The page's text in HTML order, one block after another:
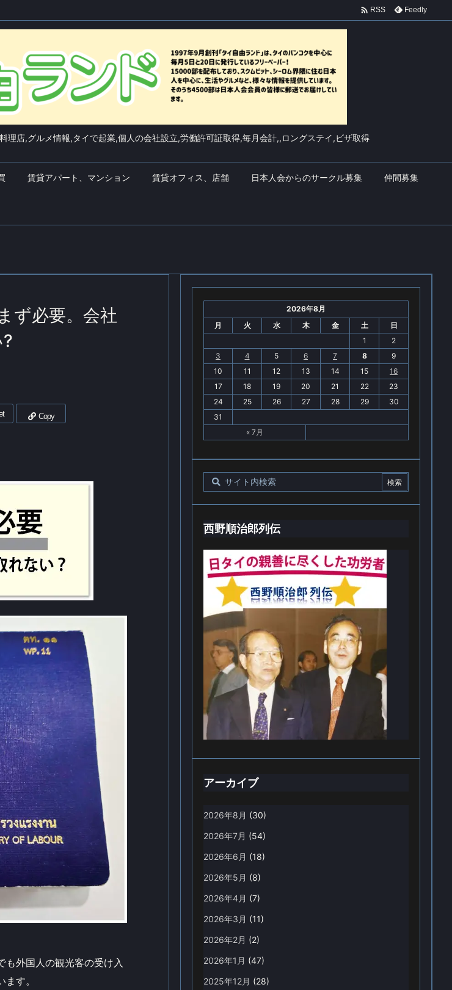
店,グルメ情報,タイで起業,個人の会社設立,労働許可証取得,毎月会計,,ロングステイ,ビザ取得
賃貸アパート、マンション 賃貸オフィス、店舗 日本人会からのサークル募集 仲間募集
 RSS Feedly
ず必要。会社
Copy
も外国人の観光客の受け入
す。
2026年8月
月
火 水 木 金 土
日
1
2
3
4 5 6 7 8
9
10
11 12 13 14 15
16
17
18 19 20 21 22
23
24
25 26 27 28 29
30
31
« 7月
西野順治郎列伝
アーカイブ
2026年8月 (30)
2026年7月 (54)
2026年6月 (18)
2026年5月 (8)
2026年4月 (7)
2026年3月 (11)
2026年2月 (2)
2026年1月 (47)
2025年12月 (28)